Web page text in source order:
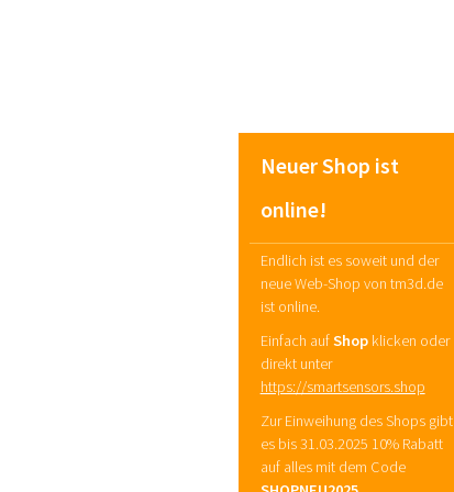
Neuer Shop ist
online!
Endlich ist es soweit und der
neue Web-Shop von tm3d.de
ist online.
Einfach aufShop klicken oder
direkt unter
https://smartsensors.shop
Zur Einweihung des Shops gibt
es bis 31.03.2025 10% Rabatt
auf alles mit dem Code